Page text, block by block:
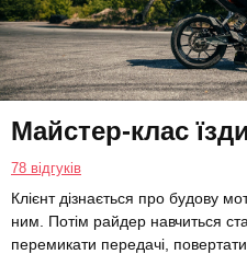
Майстер-клас
78 відгуків
Клієнт дізнається про будову
ним. Потім райдер навчиться
перемикати передачі,